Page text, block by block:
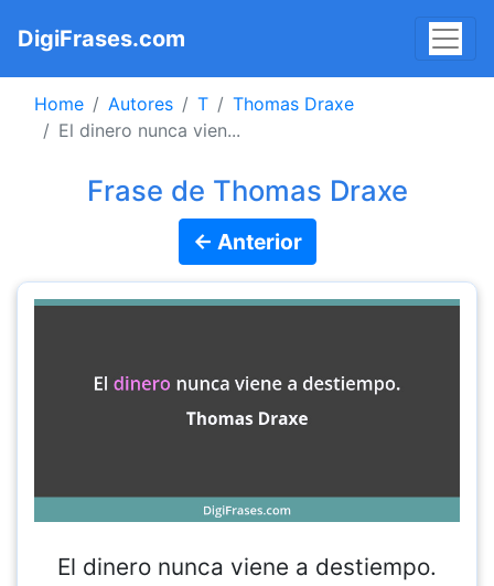
DigiFrases.com
Home Autores T
Thomas Draxe
El dinero nunca vien...
Frase de Thomas Draxe
← Anterior
El dinero nunca viene a destiempo.